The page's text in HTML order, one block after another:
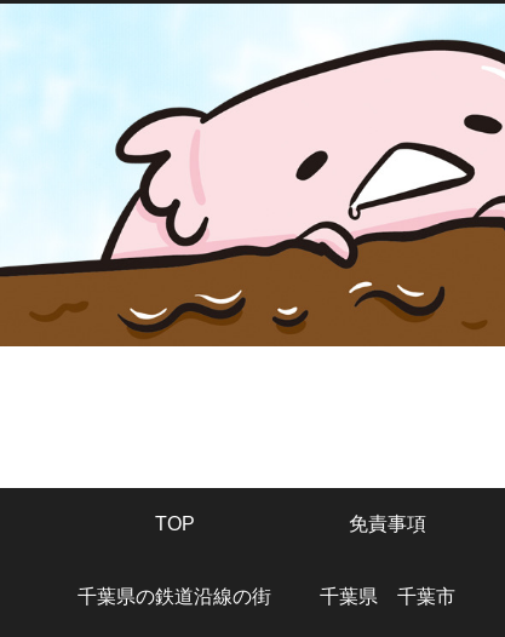
TOP 免責事項
千葉県の鉄道沿線の街 千葉県 千葉市